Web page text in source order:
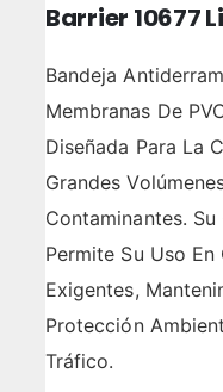
Barrier 10677
Bandeja
Membranas De
Diseñada Para La
Grandes
Contaminantes.
Permite Su Uso
Exigentes,
Protección
Tráfico.